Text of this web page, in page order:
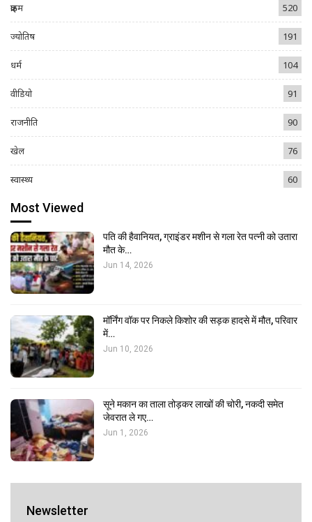
क्राइम 520
ज्योतिष 191
धर्म 104
वीडियो 91
राजनीति 90
खेल 76
स्वास्थ्य 60
Most Viewed
पति की हैवानियत, ग्राइंडर मशीन से गला रेत पत्नी को उतारा
मौत के…
Jun 14, 2026
मॉर्निंग वॉक पर निकले किशोर की सड़क हादसे में मौत, परिवार
में…
Jun 10, 2026
सूने मकान का ताला तोड़कर लाखों की चोरी, नकदी समेत
जेवरात ले गए…
Jun 1, 2026
Newsletter